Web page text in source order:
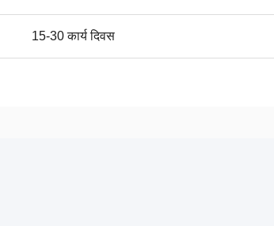
15-30 कार्य दिवस